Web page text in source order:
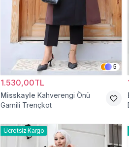
5
1.530,00TL
Misskayle Kahverengi Önü
Garnili Trençkot
Ücretsiz Kargo